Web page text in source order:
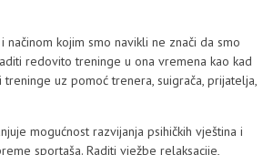
kojim smo navikli ne znači da smo
redovito treninge u ona vremena kao kad
uz pomoć trenera, suigrača, prijatelja,
mogućnost razvijanja psihičkih vještina i
sportaša. Raditi vježbe relaksacije,